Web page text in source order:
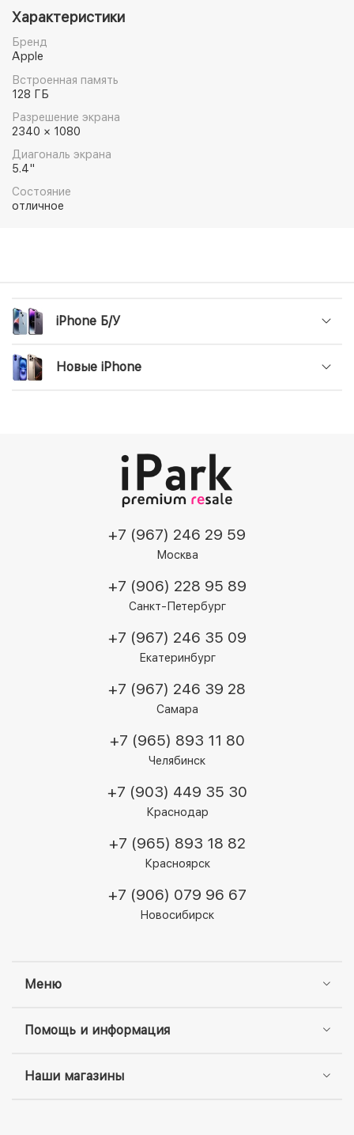
камерах. Съёмка, монтаж и воспроизведение HDR-
видео кинематографического качества в стандарте
Dolby Vision. Мощный процессор A14 Bionic. И
аксессуары MagSafe, которые мгновенно
примагничиваются и обеспечивают более быструю
беспроводную зарядку. Это миниатюрный
Характеристики
Бренд
Apple
Встроенная память
128 ГБ
Разрешение экрана
2340 × 1080
Диагональ экрана
5.4"
Состояние
отличное
iPhone Б/У
Новые iPhone
Меню
Помощь и информация
Наши магазины
+7 (967) 246 29 59
Москва
+7 (906) 228 95 89
Санкт-Петербург
+7 (967) 246 35 09
Екатеринбург
+7 (967) 246 39 28
Самара
+7 (965) 893 11 80
Челябинск
+7 (903) 449 35 30
Краснодар
+7 (965) 893 18 82
Красноярск
+7 (906) 079 96 67
Новосибирск